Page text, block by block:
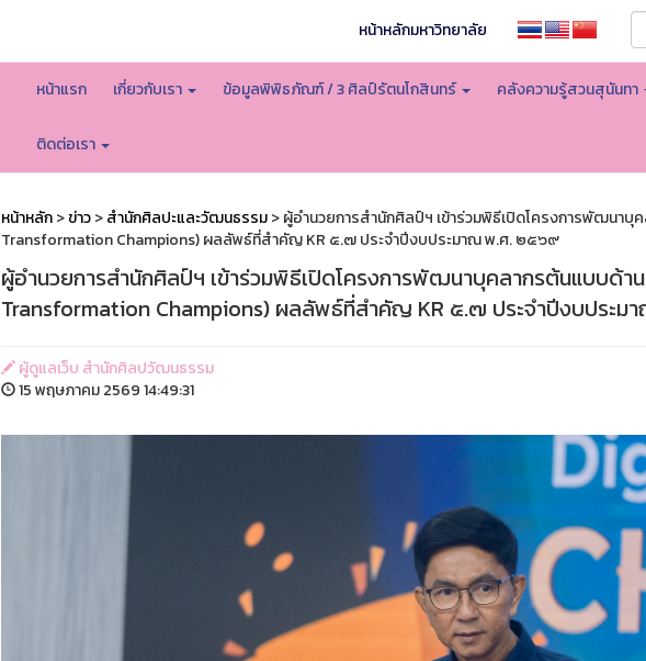
หน้าหลักมหาวิทยาลัย
หน้าแรก เกี่ยวกับเรา ข้อมูลพิพิธภัณฑ์ / 3 ศิลป์รัตนโกสินทร์ คลังความรู้สวนสุนันทา
ติดต่อเรา
หน้าหลัก>ข่าว>สำนักศิลปะและวัฒนธรรม> ผู้อำนวยการสำนักศิลป์ฯ เข้าร่วมพิธีเปิดโครงการพัฒนาบุ
Transformation Champions) ผลลัพธ์ที่สำคัญ KR ๕.๗ ประจำปีงบประมาณ พ.ศ. ๒๕๖๙
ผู้อำนวยการสำนักศิลป์ฯ เข้าร่วมพิธีเปิดโครงการพัฒนาบุคลากรต้นแบบด้
Transformation Champions) ผลลัพธ์ที่สำคัญ KR ๕.๗ ประจำปีงบประ
ผู้ดูแลเว็บ สำนักศิลปวัฒนธรรม
15 พฤษภาคม 2569 14:49:31